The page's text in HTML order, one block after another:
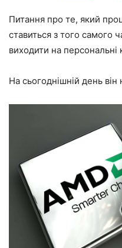
Питання про те, який
ставиться з того самого
виходити на персональні
На сьогоднішній день він